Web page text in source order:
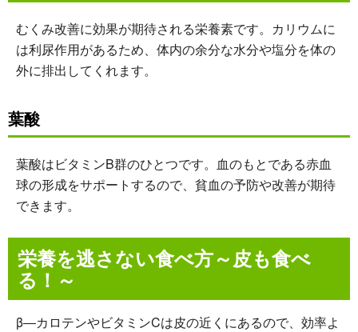
むくみ改善に効果が期待される栄養素です。カリウムに
は利尿作用があるため、体内の余分な水分や塩分を体の
外に排出してくれます。
葉酸
葉酸はビタミンB群のひとつです。血のもとである赤血
球の形成をサポートするので、貧血の予防や改善が期待
できます。
栄養を逃さない食べ方～皮も食べ
る！～
β―カロテンやビタミンCは皮の近くにあるので、効率よ